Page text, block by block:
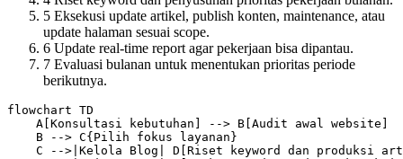
5 Eksekusi update artikel, publish konten, maintenance, atau
update halaman sesuai scope.
6 Update real-time report agar pekerjaan bisa dipantau.
7 Evaluasi bulanan untuk menentukan prioritas periode
berikutnya.
flowchart TD
    A[Konsultasi kebutuhan] --> B[Audit awal website]
    B --> C{Pilih fokus layanan}
C -->|Kelola Blog| D[Riset keyword dan produksi